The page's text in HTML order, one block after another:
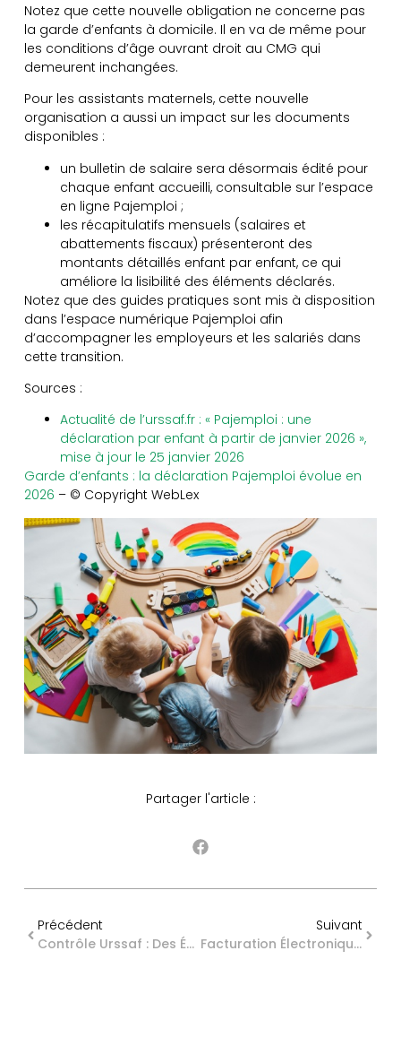
Notez que cette nouvelle obligation ne concerne pas
la garde d’enfants à domicile. Il en va de même pour
les conditions d’âge ouvrant droit au CMG qui
demeurent inchangées.
Pour les assistants maternels, cette nouvelle
organisation a aussi un impact sur les documents
disponibles :
un bulletin de salaire sera désormais édité pour
chaque enfant accueilli, consultable sur l’espace
en ligne Pajemploi ;
les récapitulatifs mensuels (salaires et
abattements fiscaux) présenteront des
montants détaillés enfant par enfant, ce qui
améliore la lisibilité des éléments déclarés.
Notez que des guides pratiques sont mis à disposition
dans l’espace numérique Pajemploi afin
d’accompagner les employeurs et les salariés dans
cette transition.
Sources :
Actualité de l’urssaf.fr : « Pajemploi : une
déclaration par enfant à partir de janvier 2026 »,
mise à jour le 25 janvier 2026
Garde d’enfants : la déclaration Pajemploi évolue en
2026 – © Copyright WebLex
Partager l'article :
Précédent
Contrôle Urssaf : Des Évolutions Notables !
Suivant
Facturation Électronique : Des Zones D’ombre Subsistent…